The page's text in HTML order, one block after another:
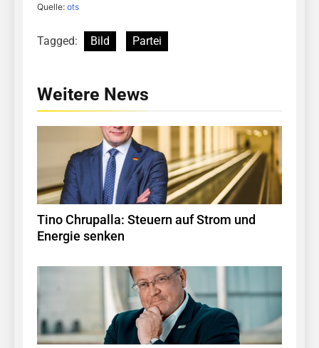
Quelle: ots
Tagged: Bild Partei
Weitere News
Tino Chrupalla: Steuern auf Strom und
Energie senken